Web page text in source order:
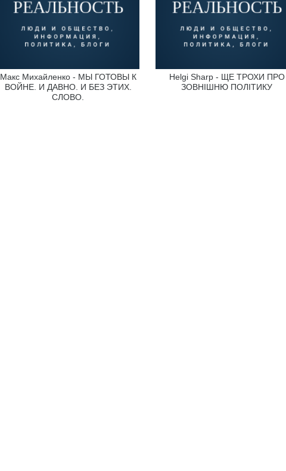
Макс Михайленко - МЫ ГОТОВЫ К
ВОЙНЕ. И ДАВНО. И БЕЗ ЭТИХ.
СЛОВО.
Helgi Sharp - ЩЕ ТРОХИ ПРО
ЗОВНІШНЮ ПОЛІТИКУ